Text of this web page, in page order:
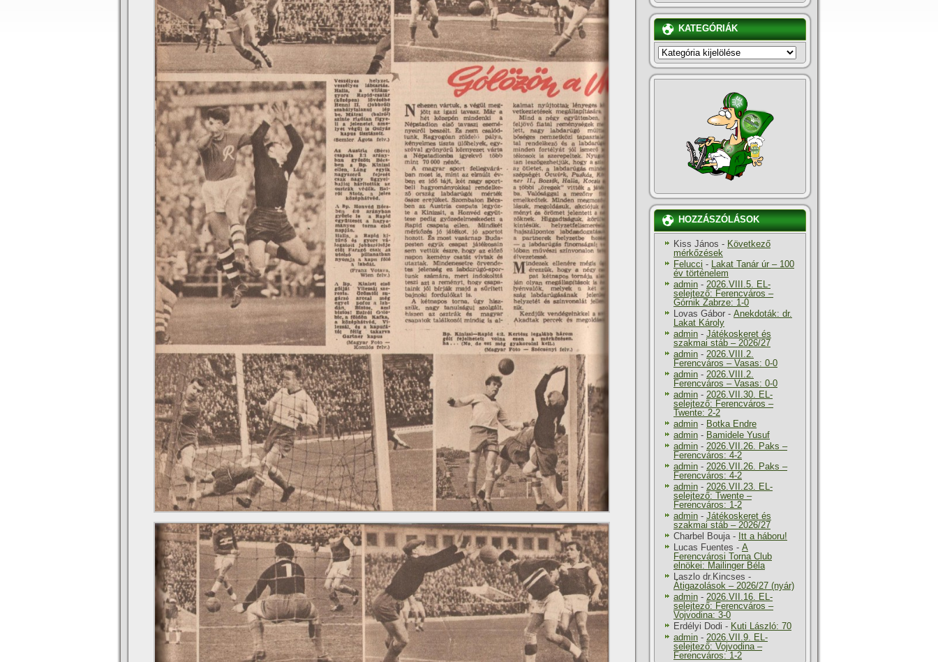
KATEGÓRIÁK
KATEGÓRIÁK
HOZZÁSZÓLÁSOK
Kiss János - Következő
mérkőzések
Felucci - Lakat Tanár úr – 100
év történelem
admin - 2026.VIII.5. EL-
selejtező: Ferencváros –
Górnik Zabrze: 1-0
Lovas Gábor - Anekdoták: dr.
Lakat Károly
admin - Játékoskeret és
szakmai stáb – 2026/27
admin - 2026.VIII.2.
Ferencváros – Vasas: 0-0
admin - 2026.VIII.2.
Ferencváros – Vasas: 0-0
admin - 2026.VII.30. EL-
selejtező: Ferencváros –
Twente: 2-2
admin - Botka Endre
admin - Bamidele Yusuf
admin - 2026.VII.26. Paks –
Ferencváros: 4-2
admin - 2026.VII.26. Paks –
Ferencváros: 4-2
admin - 2026.VII.23. EL-
selejtező: Twente –
Ferencváros: 1-2
admin - Játékoskeret és
szakmai stáb – 2026/27
Charbel Bouja- Itt a háboru!
Lucas Fuentes - A
Ferencvárosi Torna Club
elnökei: Mailinger Béla
Laszlo dr.Kincses -
Átigazolások – 2026/27 (nyár)
admin - 2026.VII.16. EL-
selejtező: Ferencváros –
Vojvodina: 3-0
Erdélyi Dodi - Kuti László: 70
admin - 2026.VII.9. EL-
selejtező: Vojvodina –
Ferencváros: 1-2